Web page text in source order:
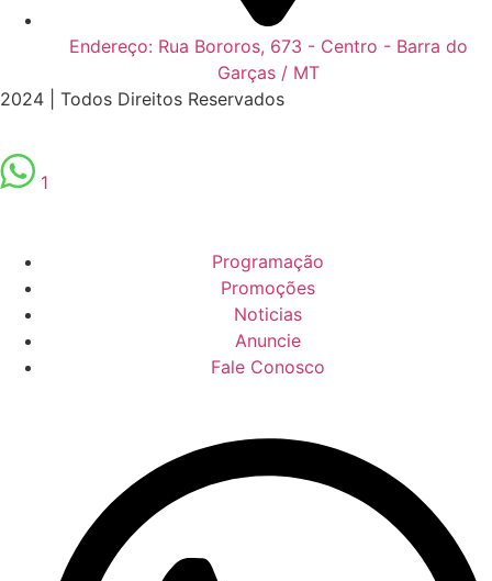
Endereço: Rua Bororos, 673 - Centro - Barra do
Garças / MT
2024 | Todos Direitos Reservados
1
Programação
Promoções
Noticias
Anuncie
Fale Conosco